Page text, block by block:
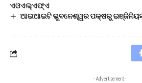
ଏଓଏଲ୍‌ଏଫ୍‌ଏ
ଆଇଆଇଟି ଭୁବନେଶ୍ୱର ପକ୍ଷରୁ ଇଞ୍ଜିନିୟର୍ସ
- Advertisement -